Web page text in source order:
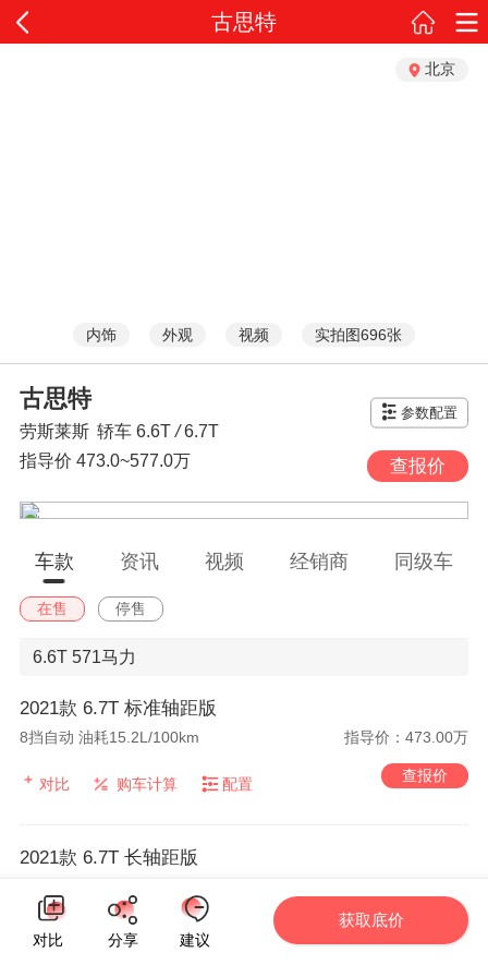
古思特
北京
内饰 外观 视频 实拍图696张
古思特
劳斯莱斯 轿车 6.6T/6.7T
参数配置
指导价 473.0~577.0万 查报价
车款 资讯 视频 经销商 同级车
在售 停售
6.6T 571马力
2021款 6.7T 标准轴距版
8挡自动 油耗15.2L/100km 指导价：473.00万
对比 购车计算 配置 查报价
2021款 6.7T 长轴距版
对比 购车计算
查报价
对比
分享 建议
获取底价